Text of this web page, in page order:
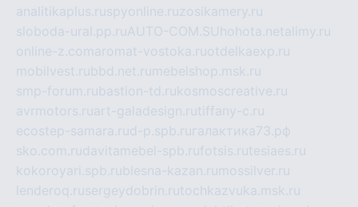
analitikaplus.ruspyonline.ruzosikamery.ru
sloboda-ural.pp.ruAUTO-COM.SU hohota.netalimy.ru
online-z.comaromat-vostoka.ruotdelkaexp.ru
mobilvest.rubbd.net.ru mebelshop.msk.ru
smp-forum.rubastion-td.rukosmoscreative.ru
avrmotors.ruart-galadesign.rutiffany-c.ru
ecostep-samara.rud-p.spb.ru галактика73.рф
sko.com.rudavitamebel-spb.rufotsis.rutesiaes.ru
kokoroyari.spb.rublesna-kazan.ru mossilver.ru
lenderoq.rusergeydobrin.rutochkazvuka.msk.ru